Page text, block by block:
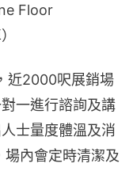
Floor
近2000呎展銷場
一進行諮詢及講
士量度體溫及消
場內會定時清潔及